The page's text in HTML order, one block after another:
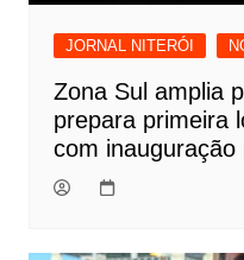
JORNAL NITERÓI
Zona Sul amplia
prepara primeira
com